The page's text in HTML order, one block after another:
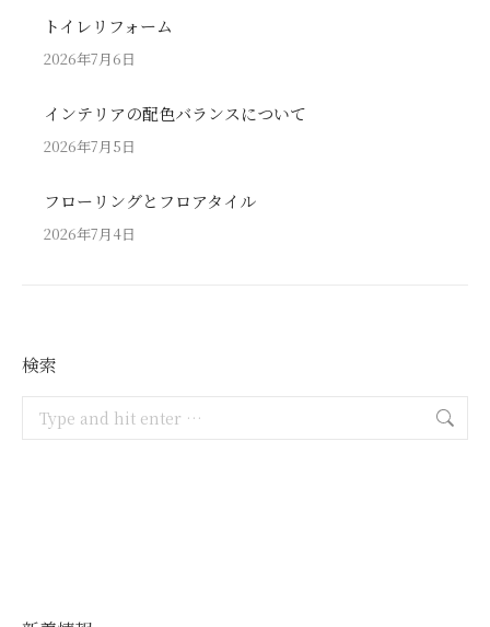
トイレリフォーム
2026年7月6日
インテリアの配色バランスについて
2026年7月5日
フローリングとフロアタイル
2026年7月4日
検索